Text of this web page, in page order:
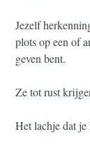
Jezelf
plots op een of
geven bent.
Ze tot rust
Het lachje dat